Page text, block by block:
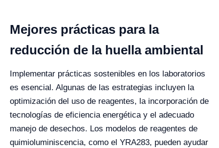
Mejores prácticas para la
reducción de la huella ambiental
Implementar prácticas sostenibles en los laboratorios
es esencial. Algunas de las estrategias incluyen la
optimización del uso de reagentes, la incorporación de
tecnologías de eficiencia energética y el adecuado
manejo de desechos. Los modelos de reagentes de
quimioluminiscencia, como el YRA283, pueden ayudar